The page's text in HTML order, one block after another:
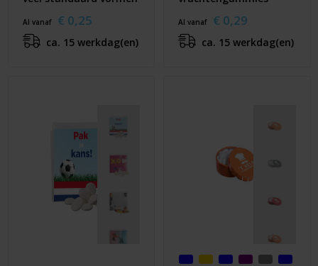
Al vanaf € 0,25
ca. 15 werkdag(en)
Al vanaf € 0,29
ca. 15 werkdag(en)